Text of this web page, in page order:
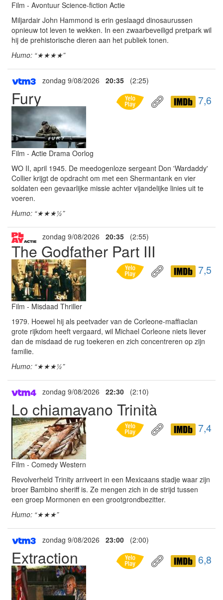
Film - Avontuur Science-fiction Actie
Miljardair John Hammond is erin geslaagd dinosaurussen
opnieuw tot leven te wekken. In een zwaarbeveiligd pretpark wil
hij de prehistorische dieren aan het publiek tonen.
Humo: “★★★★”
zondag 9/08/2026 20:35 (2:25)
Fury 7,6
Film - Actie Drama Oorlog
WO II, april 1945. De meedogenloze sergeant Don 'Wardaddy'
Collier krijgt de opdracht om met een Shermantank en vier
soldaten een gevaarlijke missie achter vijandelijke linies uit te
voeren.
Humo: “★★★½”
zondag 9/08/2026 20:35 (2:55)
The Godfather Part III
7,5
Film - Misdaad Thriller
1979. Hoewel hij als peetvader van de Corleone-maffiaclan
grote rijkdom heeft vergaard, wil Michael Corleone niets liever
dan de misdaad de rug toekeren en zich concentreren op zijn
familie.
Humo: “★★★½”
zondag 9/08/2026 22:30 (2:10)
Lo chiamavano Trinità
7,4
Film - Comedy Western
Revolverheld Trinity arriveert in een Mexicaans stadje waar zijn
broer Bambino sheriff is. Ze mengen zich in de strijd tussen
een groep Mormonen en een grootgrondbezitter.
Humo: “★★★”
zondag 9/08/2026 23:00 (2:00)
Extraction 6,8